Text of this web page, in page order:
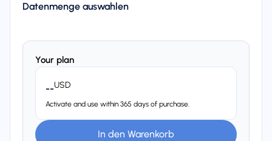
Datenmenge auswahlen
Your plan
--USD
Activate and use within 365 days of purchase.
In den Warenkorb